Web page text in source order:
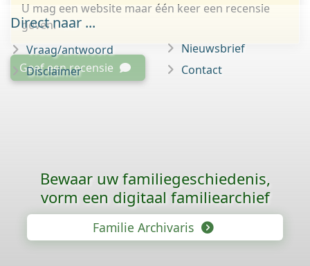
U mag een website maar één keer een recensie
geven.
Geef een recensie
Direct naar ...
Vraag/antwoord
Disclaimer
Nieuwsbrief
Contact
Bewaar uw familie­geschiedenis,
vorm een digitaal familiearchief
Familie Archivaris